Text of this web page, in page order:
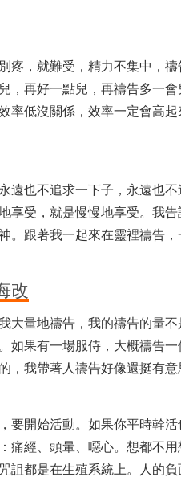
疼，就難受，精力不集中，
，再好一點兒，再禱告多一
率低沒關係，效率一定會高
遠也不追求一下子，永遠也
享受，就是慢慢地享受。我
。跟著我一起來在靈裡禱告，
改
大量地禱告，我的禱告的量
如果有一場服侍，大概禱告
，我帶著人禱告好像還挺有意
要開始活動。如果你平時幹
痛經、頭暈、噁心。想都不
詛都是在生殖系統上。人的